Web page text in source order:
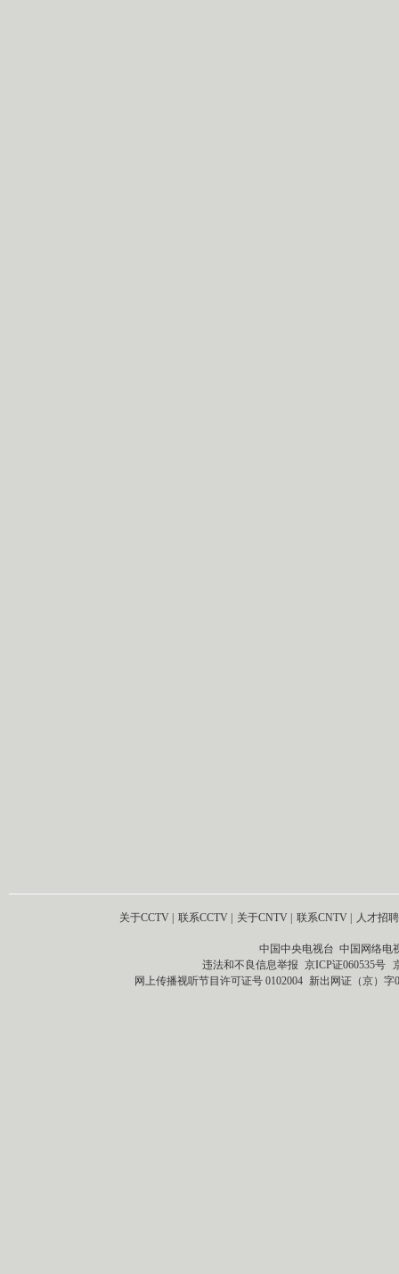
关于CCTV | 联系CCTV | 关于CNTV | 联系CNTV | 人才招聘
中国中央电视台 中国网络电
违法和不良信息举报 京ICP证060535号
网上传播视听节目许可证号 0102004 新出网证（京）